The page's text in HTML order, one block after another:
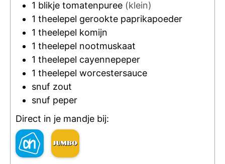
1 blikje tomatenpuree (klein)
1 theelepel gerookte paprikapoeder
1 theelepel komijn
1 theelepel nootmuskaat
1 theelepel cayennepeper
1 theelepel worcestersauce
snuf zout
snuf peper
Direct in je mandje bij: